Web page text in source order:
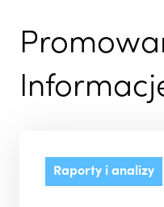
Raporty i analizy